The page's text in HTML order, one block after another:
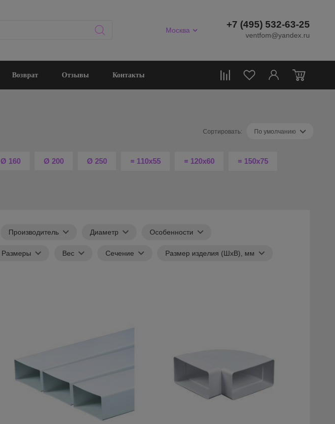
Москва
+7 (495) 532-63-25
ventfom@yandex.ru
0
Возврат Отзывы Контакты
Сортировать: По умолчанию
Ø 160 Ø 200 Ø 250 ꓿ 110х55 ꓿ 120х60 ꓿ 150х75
Производитель Диаметр Особенности
Размеры Вес Сечение Размер изделия (ШхВ), мм